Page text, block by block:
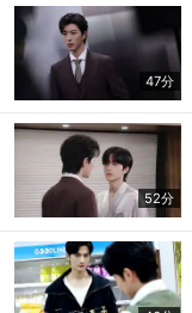
47分
52分